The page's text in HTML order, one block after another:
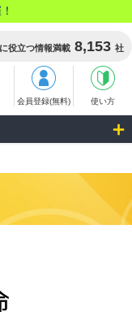
役立つ情報満載 8,153 社
会員登録(無料) 使い方